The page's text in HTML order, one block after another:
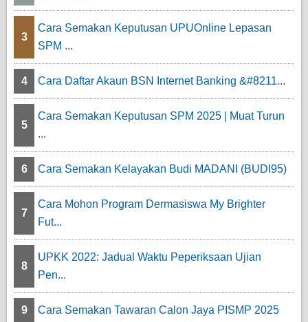
3
Cara Semakan Keputusan UPUOnline Lepasan
SPM ...
4 Cara Daftar Akaun BSN Internet Banking &#8211...
5
Cara Semakan Keputusan SPM 2025 | Muat Turun
...
6 Cara Semakan Kelayakan Budi MADANI (BUDI95)
7
Cara Mohon Program Dermasiswa My Brighter
Fut...
8
UPKK 2022: Jadual Waktu Peperiksaan Ujian
Pen...
9 Cara Semakan Tawaran Calon Jaya PISMP 2025